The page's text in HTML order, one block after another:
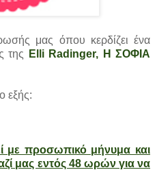
μας όπου κερδίζει ένα
της Elli Radinger, Η ΣΟΦΙΑ
εξής:
με προσωπικό μήνυμα και
μας εντός 48 ωρών για να